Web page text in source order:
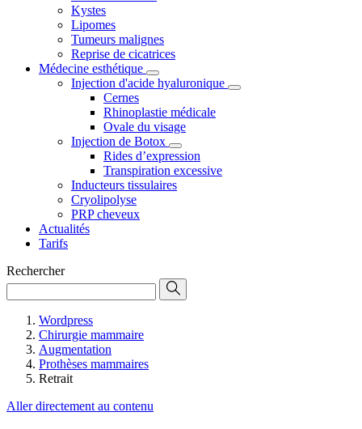
Kystes
Lipomes
Tumeurs malignes
Reprise de cicatrices
Médecine esthétique
Injection d'acide hyaluronique
Cernes
Rhinoplastie médicale
Ovale du visage
Injection de Botox
Rides d’expression
Transpiration excessive
Inducteurs tissulaires
Cryolipolyse
PRP cheveux
Actualités
Tarifs
Rechercher
Wordpress
Chirurgie mammaire
Augmentation
Prothèses mammaires
Retrait
Aller directement au contenu